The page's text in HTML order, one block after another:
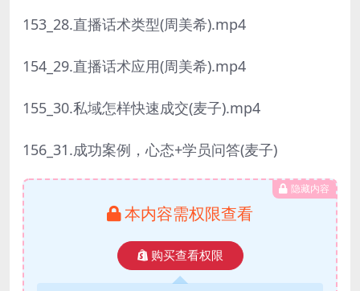
153_28.直播话术类型(周美希).mp4
154_29.直播话术应用(周美希).mp4
155_30.私域怎样快速成交(麦子).mp4
156_31.成功案例，心态+学员问答(麦子)
隐藏内容
本内容需权限查看
购买查看权限